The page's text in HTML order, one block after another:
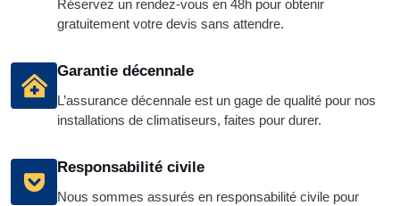
Réservez un rendez-vous en 48h pour obtenir
gratuitement votre devis sans attendre.
Garantie décennale
L’assurance décennale est un gage de qualité pour nos
installations de climatiseurs, faites pour durer.
Responsabilité civile
Nous sommes assurés en responsabilité civile pour